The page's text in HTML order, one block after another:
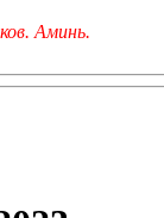
Аминь.